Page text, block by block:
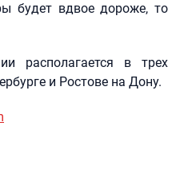
будет вдвое дороже, то
располагается в трех
и Ростове на Дону.